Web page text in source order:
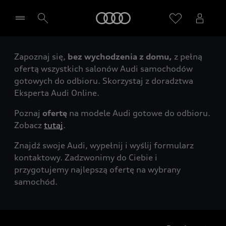
Wybierz Twojego Partnera Audi
Zapoznaj się, bez wychodzenia z domu, z pełną
ofertą wszystkich salonów Audi samochodów
gotowych do odbioru. Skorzystaj z doradztwa
Eksperta Audi Online.
Poznaj ofertę na modele Audi gotowe do odbioru.
Zobacz tutaj.
Znajdź swoje Audi, wypełnij i wyślij formularz
kontaktowy. Zadzwonimy do Ciebie i
przygotujemy najlepszą ofertę na wybrany
samochód.